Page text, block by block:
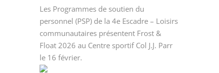
Les Programmes de soutien du
personnel (PSP) de la 4e Escadre – Loisirs
communautaires présentent Frost &
Float 2026 au Centre sportif Col J.J. Parr
le 16 février.